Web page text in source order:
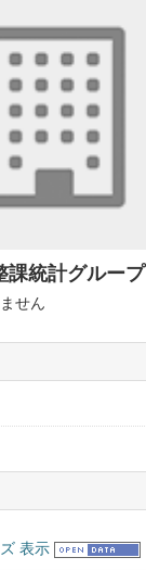
課統計グループ
せん
表示